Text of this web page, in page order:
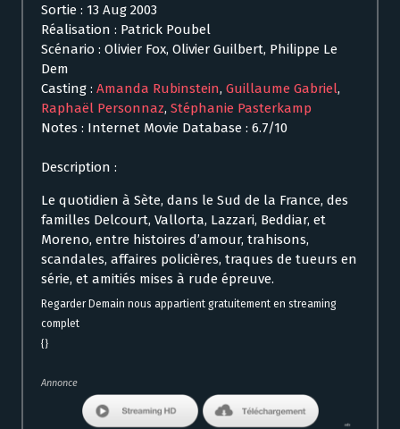
Sortie : 13 Aug 2003
Réalisation : Patrick Poubel
Scénario : Olivier Fox, Olivier Guilbert, Philippe Le
Dem
Casting : Amanda Rubinstein, Guillaume Gabriel,
Raphaël Personnaz, Stéphanie Pasterkamp
Notes : Internet Movie Database : 6.7/10
Description :
Le quotidien à Sète, dans le Sud de la France, des
familles Delcourt, Vallorta, Lazzari, Beddiar, et
Moreno, entre histoires d’amour, trahisons,
scandales, affaires policières, traques de tueurs en
série, et amitiés mises à rude épreuve.
Regarder Demain nous appartient gratuitement en streaming
complet
{}
Annonce